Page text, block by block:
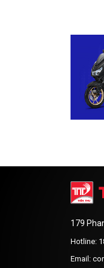
179
Hotline:
Email: